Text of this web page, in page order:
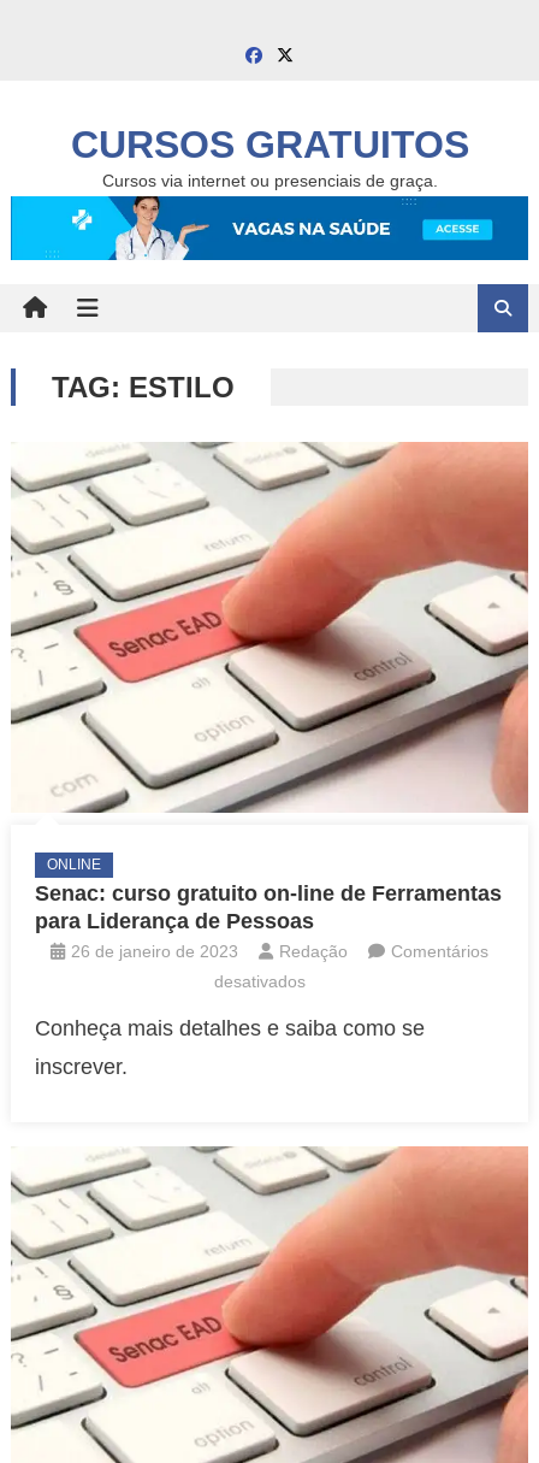
CURSOS GRATUITOS
Cursos via internet ou presenciais de graça.
TAG: ESTILO
ONLINE
Senac: curso gratuito on-line de Ferramentas
para Liderança de Pessoas
26 de janeiro de 2023 Redação
Comentários
desativadosem
curso
de
Ferramentas
para
Liderança
Pessoas
Conheça mais detalhes e saiba como se
inscrever.